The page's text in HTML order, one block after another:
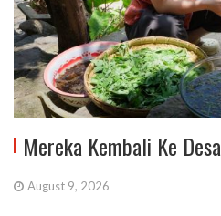
Mereka Kembali Ke Desa
August 9, 2026